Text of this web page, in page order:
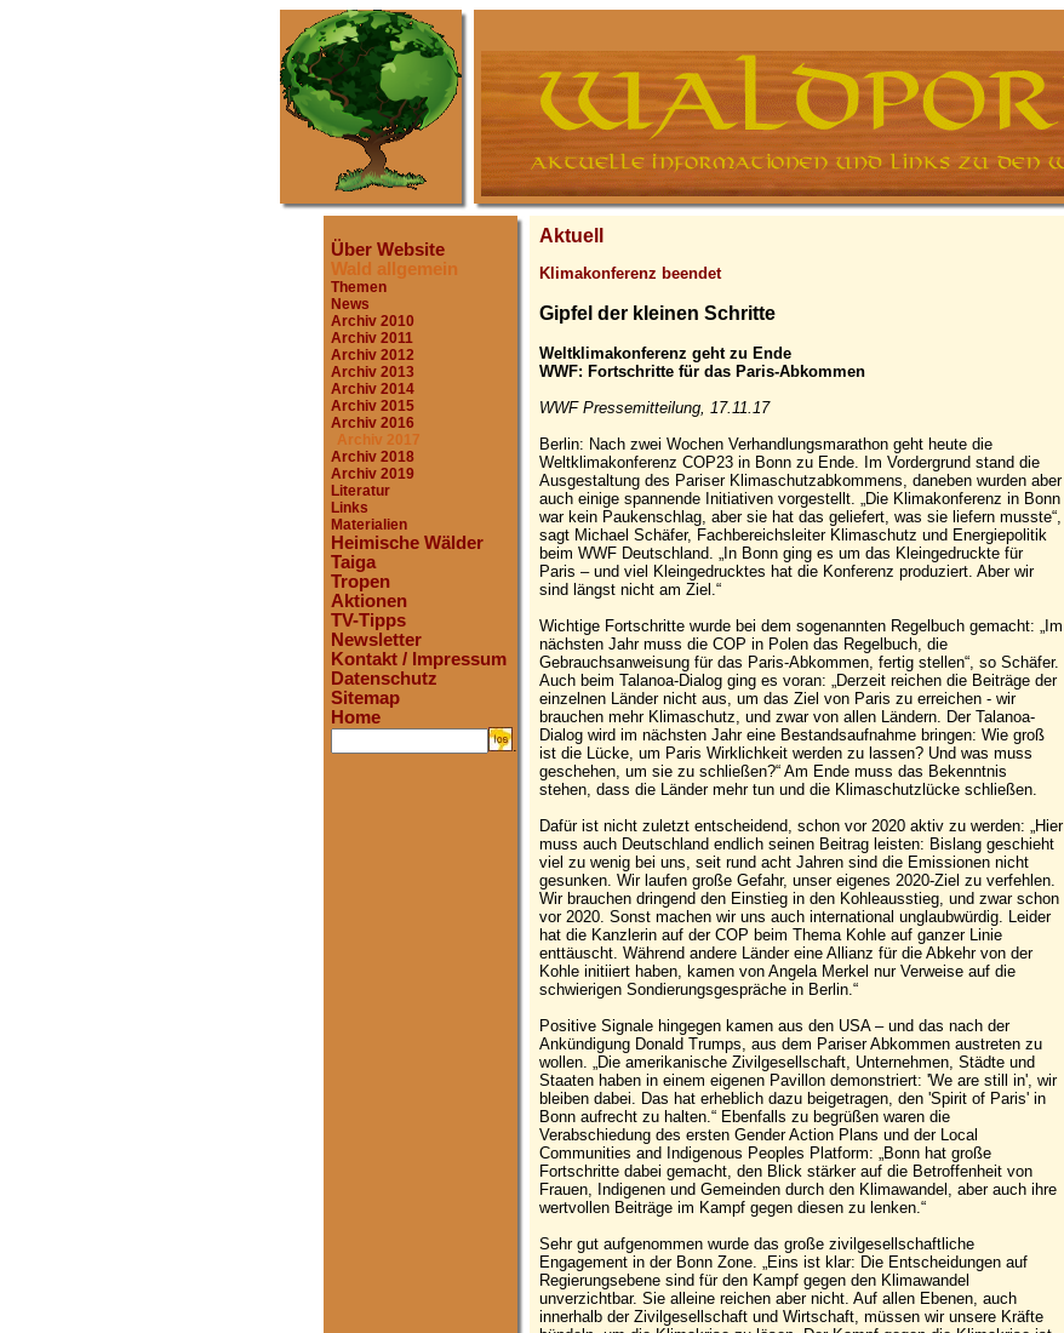
Über Website
Wald allgemein
Themen
News
Archiv 2010
Archiv 2011
Archiv 2012
Archiv 2013
Archiv 2014
Archiv 2015
Archiv 2016
Archiv 2017
Archiv 2018
Archiv 2019
Literatur
Links
Materialien
Heimische Wälder
Taiga
Tropen
Aktionen
TV-Tipps
Newsletter
Kontakt / Impressum
Datenschutz
Sitemap
Home
.
Aktuell
Klimakonferenz beendet
Gipfel der kleinen Schritte
Weltklimakonferenz geht zu Ende
WWF: Fortschritte für das Paris-Abkommen
WWF Pressemitteilung, 17.11.17
Berlin: Nach zwei Wochen Verhandlungsmarathon geht heute die
Weltklimakonferenz COP23 in Bonn zu Ende. Im Vordergrund stand die
Ausgestaltung des Pariser Klimaschutzabkommens, daneben wurden aber
auch einige spannende Initiativen vorgestellt. „Die Klimakonferenz in Bonn
war kein Paukenschlag, aber sie hat das geliefert, was sie liefern musste“,
sagt Michael Schäfer, Fachbereichsleiter Klimaschutz und Energiepolitik
beim WWF Deutschland. „In Bonn ging es um das Kleingedruckte für
Paris – und viel Kleingedrucktes hat die Konferenz produziert. Aber wir
sind längst nicht am Ziel.“
Wichtige Fortschritte wurde bei dem sogenannten Regelbuch gemacht: „Im
nächsten Jahr muss die COP in Polen das Regelbuch, die
Gebrauchsanweisung für das Paris-Abkommen, fertig stellen“, so Schäfer.
Auch beim Talanoa-Dialog ging es voran: „Derzeit reichen die Beiträge der
einzelnen Länder nicht aus, um das Ziel von Paris zu erreichen - wir
brauchen mehr Klimaschutz, und zwar von allen Ländern. Der Talanoa-
Dialog wird im nächsten Jahr eine Bestandsaufnahme bringen: Wie groß
ist die Lücke, um Paris Wirklichkeit werden zu lassen? Und was muss
geschehen, um sie zu schließen?“ Am Ende muss das Bekenntnis
stehen, dass die Länder mehr tun und die Klimaschutzlücke schließen.
Dafür ist nicht zuletzt entscheidend, schon vor 2020 aktiv zu werden: „Hier
muss auch Deutschland endlich seinen Beitrag leisten: Bislang geschieht
viel zu wenig bei uns, seit rund acht Jahren sind die Emissionen nicht
gesunken. Wir laufen große Gefahr, unser eigenes 2020-Ziel zu verfehlen.
Wir brauchen dringend den Einstieg in den Kohleausstieg, und zwar schon
vor 2020. Sonst machen wir uns auch international unglaubwürdig. Leider
hat die Kanzlerin auf der COP beim Thema Kohle auf ganzer Linie
enttäuscht. Während andere Länder eine Allianz für die Abkehr von der
Kohle initiiert haben, kamen von Angela Merkel nur Verweise auf die
schwierigen Sondierungsgespräche in Berlin.“
Positive Signale hingegen kamen aus den USA – und das nach der
Ankündigung Donald Trumps, aus dem Pariser Abkommen austreten zu
wollen. „Die amerikanische Zivilgesellschaft, Unternehmen, Städte und
Staaten haben in einem eigenen Pavillon demonstriert: 'We are still in', wir
bleiben dabei. Das hat erheblich dazu beigetragen, den 'Spirit of Paris' in
Bonn aufrecht zu halten.“ Ebenfalls zu begrüßen waren die
Verabschiedung des ersten Gender Action Plans und der Local
Communities and Indigenous Peoples Platform: „Bonn hat große
Fortschritte dabei gemacht, den Blick stärker auf die Betroffenheit von
Frauen, Indigenen und Gemeinden durch den Klimawandel, aber auch ihre
wertvollen Beiträge im Kampf gegen diesen zu lenken.“
Sehr gut aufgenommen wurde das große zivilgesellschaftliche
Engagement in der Bonn Zone. „Eins ist klar: Die Entscheidungen auf
Regierungsebene sind für den Kampf gegen den Klimawandel
unverzichtbar. Sie alleine reichen aber nicht. Auf allen Ebenen, auch
innerhalb der Zivilgesellschaft und Wirtschaft, müssen wir unsere Kräfte